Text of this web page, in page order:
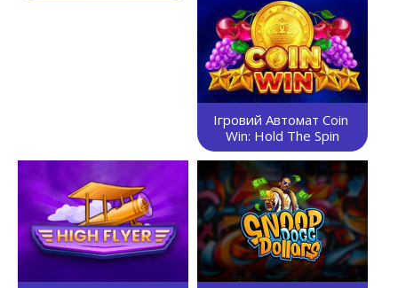
Ігровий Автомат Coin
Win: Hold The Spin